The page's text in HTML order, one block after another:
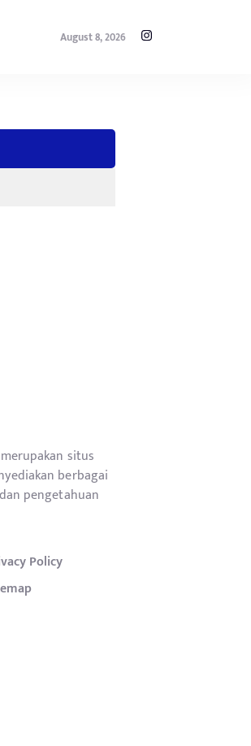
August 8, 2026
situs
berbagai
pengetahuan
Policy